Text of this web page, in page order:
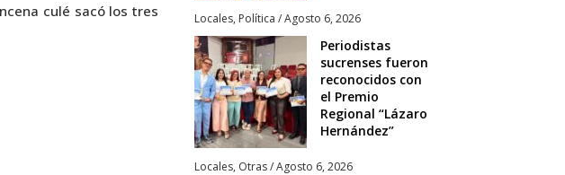
culé sacó los tres
Locales, Política /Agosto 6, 2026
Periodistas
sucrenses fueron
reconocidos con
el Premio
Regional “Lázaro
Hernández”
Locales, Otras/Agosto 6, 2026